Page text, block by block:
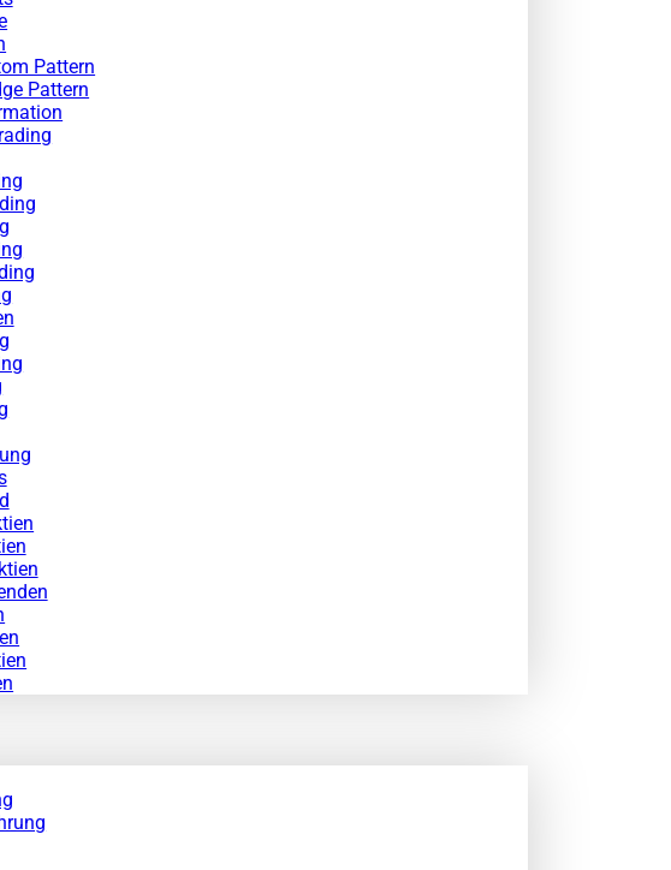
Pattern
Pattern